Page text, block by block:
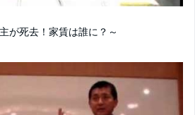
が死去！家賃は誰に？～